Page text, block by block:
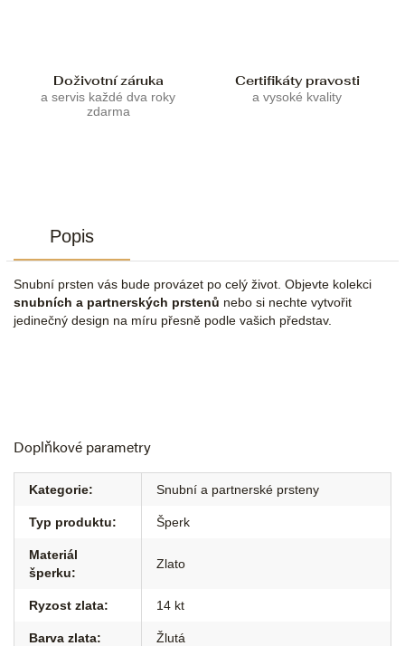
Doživotní záruka
a servis každé dva roky
zdarma
Certifikáty pravosti
a vysoké kvality
Popis
Snubní prsten vás bude provázet po celý život. Objevte kolekci
snubních a partnerských prstenů nebo si nechte vytvořit
jedinečný design na míru přesně podle vašich představ.
Doplňkové parametry
Kategorie: Snubní a partnerské prsteny
Typ produktu: Šperk
Materiál
šperku:
Zlato
Ryzost zlata: 14 kt
Barva zlata: Žlutá